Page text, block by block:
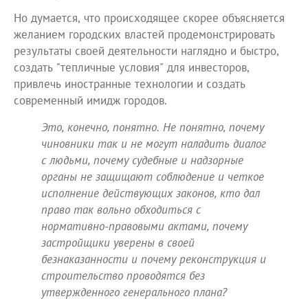
Но думается, что происходящее скорее объясняется
желанием городских властей продемонстрировать
результаты своей деятельности наглядно и быстро,
создать "тепличные условия" для инвесторов,
привлечь иностранные технологии и создать
современный имидж городов.
Это, конечно, понятно. Не понятно, почему
чиновники так и не могут наладить диалог
с людьми, почему судебные и надзорные
органы не защищают соблюдение и четкое
исполнение действующих законов, кто дал
право так вольно обходиться с
нормативно-правовыми актами, почему
застройщики уверены в своей
безнаказанности и почему реконструкция и
строительство проводятся без
утвержденного генерального плана?